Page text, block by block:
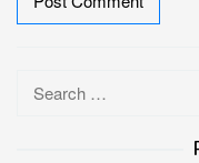
for: